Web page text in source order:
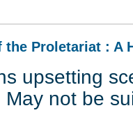
the Proletariat : A
upsetting
May not be